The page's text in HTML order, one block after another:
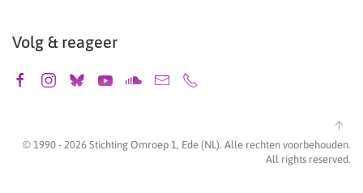
Volg & reageer
© 1990 - 2026 Stichting Omroep 1, Ede (NL). Alle rechten voorbehouden.
All rights reserved.